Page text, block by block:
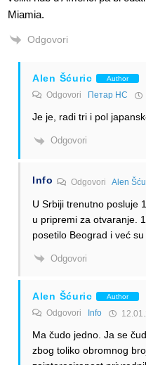
Miamia.
Odgovori
Alen Šćuric Author
Odgovori Петар НС
Je je, radi tri i pol
Odgovori
Info Odgovori Alen
U Srbiji trenutno posluje
u pripremi za otvaranje.
posetilo Beograd i već
Odgovori
Alen Šćuric Author
Odgovori Info
Ma čudo jedno. Ja se
zbog toliko obromnog